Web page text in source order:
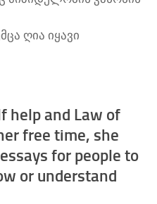
ღია იყავი
help and Law of
free time, she
for people to
or understand